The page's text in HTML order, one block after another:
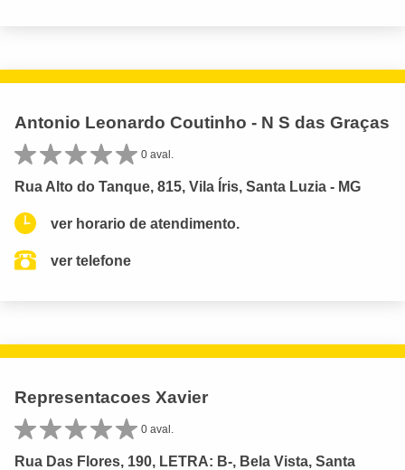
Antonio Leonardo Coutinho - N S das Graças
0 aval.
Rua Alto do Tanque, 815, Vila Íris, Santa Luzia - MG
ver horario de atendimento.
ver telefone
Representacoes Xavier
0 aval.
Rua Das Flores, 190, LETRA: B-, Bela Vista, Santa